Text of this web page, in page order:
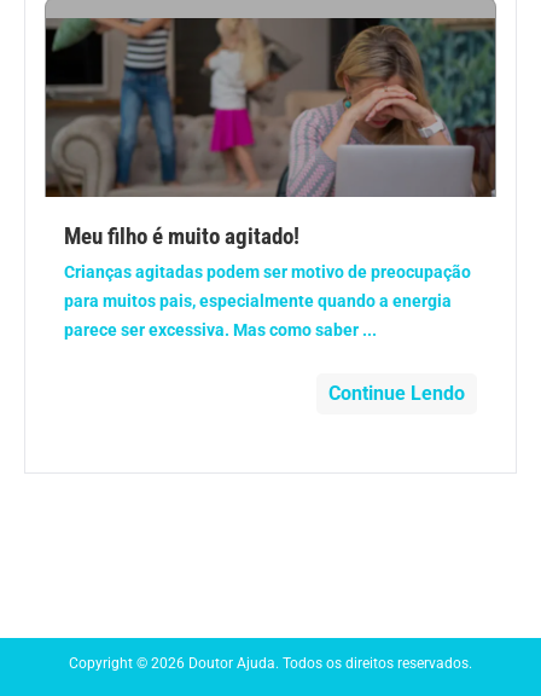
Vida Saudável
Saúde da mulher
Anemia
Anestesia
Aparelho Digestivo
Meu filho é muito agitado!
Crianças agitadas podem ser motivo de preocupação
para muitos pais, especialmente quando a energia
parece ser excessiva. Mas como saber ...
Continue Lendo
Copyright © 2026 Doutor Ajuda. Todos os direitos reservados.